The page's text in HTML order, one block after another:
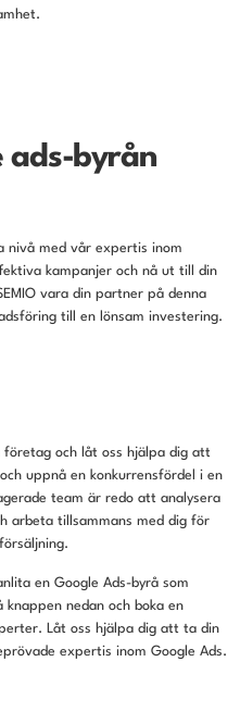
ads-byrån
nivå med vår expertis inom
kampanjer och nå ut till din
vara din partner på denna
till en lönsam investering.
företag och låt oss hjälpa dig att
uppnå en konkurrensfördel i en
team är redo att analysera
arbeta tillsammans med dig för
en Google Ads-byrå som
knappen nedan och boka en
Låt oss hjälpa dig att ta din
expertis inom Google Ads.